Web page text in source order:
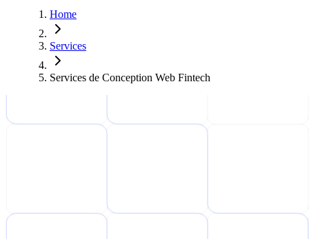
Home
Services
Services de Conception Web Fintech